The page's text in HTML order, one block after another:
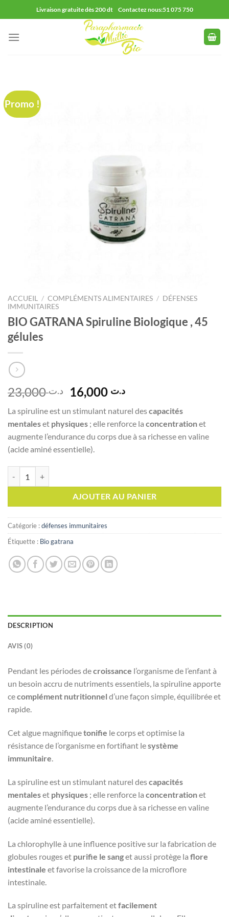
au
contenu
Livraison gratuite dès 200 dt Contactez nous:51 075 750
Promo !
ACCUEIL / COMPLÉMENTS ALIMENTAIRES / DÉFENSES
IMMUNITAIRES
BIO GATRANA Spiruline Biologique , 45
gélules
د.ت23,000
Le
prix
initial
était :
د.ت 23,000.
د.تLe
actuel
est :
د.ت 16,000.
La spiruline est un stimulant naturel descapacités
mentaleset physiques ; elle renforce la concentrationet
augmente l’endurance du corps due à sa richesse en valine
(acide aminé essentielle).
AJOUTER AU PANIER
Catégorie :défenses immunitaires
Étiquette : Bio gatrana
DESCRIPTION
AVIS (0)
Pendant les périodes decroissance l’organisme de l’enfant à
un besoin accru de nutriments essentiels, la spiruline apporte
cecomplément nutritionnel d’une façon simple, équilibrée et
rapide.
Cet algue magnifiquetonifie le corps et optimise la
résistance de l’organisme en fortifiant lesystème
immunitaire.
La spiruline est un stimulant naturel descapacités
mentaleset physiques ; elle renforce la concentrationet
augmente l’endurance du corps due à sa richesse en valine
(acide aminé essentielle).
La chlorophylle à une influence positive sur la fabrication de
globules rouges et purifie le sanget aussi protège la flore
intestinale et favorise la croissance de la microflore
intestinale.
La spiruline est parfaitement etfacilement